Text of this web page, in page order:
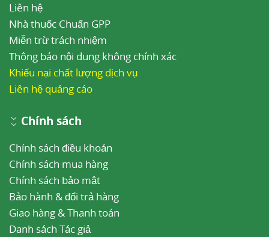
Liên hệ
Nhà thuốc Chuẩn GPP
Miễn trừ trách nhiệm
Thông báo nội dung không chính xác
Khiếu nại chất lượng dịch vụ
Liên hệ quảng cáo
Chính sách
Chính sách điều khoản
Chính sách mua hàng
Chính sách bảo mật
Bảo hành & đổi trả hàng
Giao hàng & Thanh toán
Danh sách Tác giả